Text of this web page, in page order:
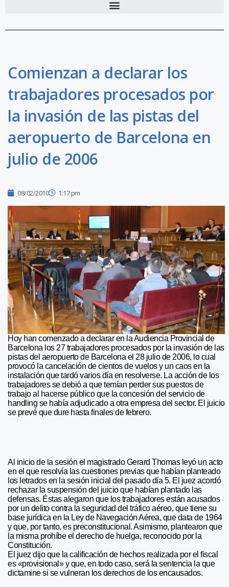
Comienzan a declarar los
trabajadores procesados por
la invasión de las pistas del
aeropuerto de Barcelona en
julio de 2006
08/02/2010 1:17 pm
Hoy han comenzado a declarar en la Audiencia Provincial de
Barcelona los 27 trabajadores procesados por la invasión de las
pistas del aeropuerto de Barcelona el 28 julio de 2006, lo cual
provocó la cancelación de cientos de vuelos y un caos en la
instalación que tardó varios día en resolverse. La acción de los
trabajadores se debió a que temían perder sus puestos de
trabajo al hacerse público que la concesión del servicio de
handling se había adjudicado a otra empresa del sector. El juicio
se prevé que dure hasta finales de febrero.
Al inicio de la sesión el magistrado Gerard Thomas leyó un acto
en el que resolvía las cuestiones previas que habían planteado
los letrados en la sesión inicial del pasado día 5. El juez acordó
rechazar la suspensión del juicio que habían plantado las
defensas. Éstas alegaron que los trabajadores están acusados
por un delito contra la seguridad del tráfico aéreo, que tiene su
base jurídica en la Ley de Navegación Aérea, que data de 1964
y que, por tanto, es preconstitucional. Asimismo, plantearon que
la misma prohíbe el derecho de huelga, reconocido por la
Constitución.
El juez dijo que la calificación de hechos realizada por el fiscal
es «provisional» y que, en todo caso, será la sentencia la que
dictamine si se vulneran los derechos de los encausados.